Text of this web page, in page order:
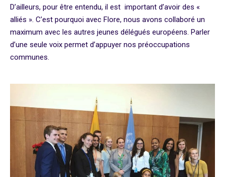
D’ailleurs, pour être entendu, il est important d’avoir des «
alliés ». C’est pourquoi avec Flore, nous avons collaboré un
maximum avec les autres jeunes délégués européens. Parler
d’une seule voix permet d’appuyer nos préoccupations
communes.